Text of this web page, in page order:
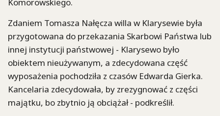
Zdaniem Tomasza Nałęcza willa w Klarysewie była
przygotowana do przekazania Skarbowi Państwa lub
innej instytucji państwowej - Klarysewo było
obiektem nieużywanym, a zdecydowana część
wyposażenia pochodziła z czasów Edwarda Gierka.
Kancelaria zdecydowała, by zrezygnować z części
majątku, bo zbytnio ją obciążał - podkreślił.